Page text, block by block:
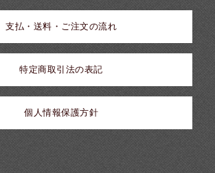
支払・送料・ご注文の流れ
特定商取引法の表記
個人情報保護方針